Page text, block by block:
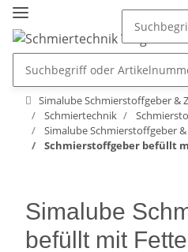
Simalube Schmierstoffgeber &
Schmiertechnik
Simalube Schmierstoffgeber
Schmierstoffgeber befüllt
Simalube
befüllt mit